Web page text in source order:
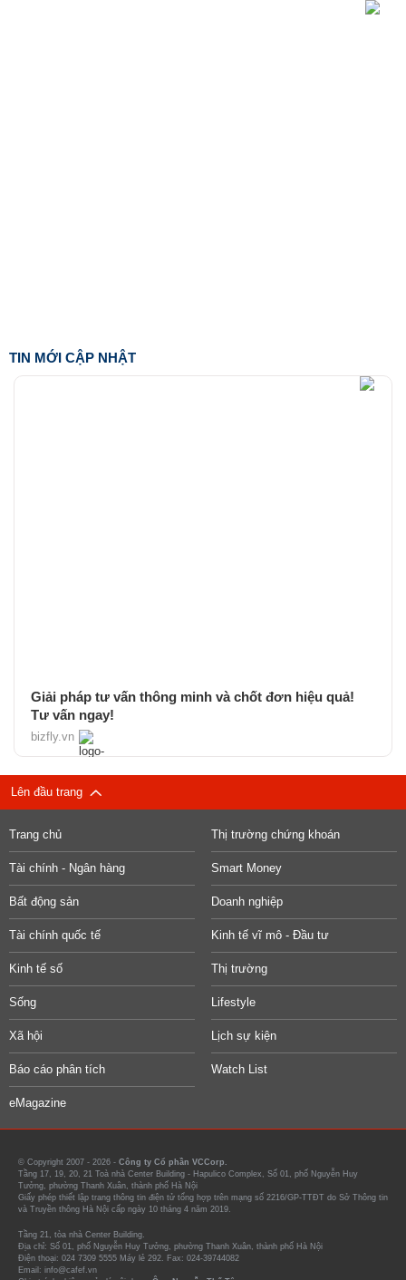
TIN MỚI CẬP NHẬT
Giải pháp tư vấn thông minh và chốt đơn hiệu quả!
Tư vấn ngay!
bizfly.vn
Lên đầu trang
Trang chủ Thị trường chứng khoán
Tài chính - Ngân hàng Smart Money
Bất động sản Doanh nghiệp
Tài chính quốc tế Kinh tế vĩ mô - Đầu tư
Kinh tế số Thị trường
Sống Lifestyle
Xã hội Lịch sự kiện
Báo cáo phân tích Watch List
eMagazine
© Copyright 2007 - 2026 - Công ty Cổ phần VCCorp.
Tầng 17, 19, 20, 21 Toà nhà Center Building - Hapulico Complex, Số 01, phố Nguyễn Huy
Tưởng, phường Thanh Xuân, thành phố Hà Nội
Giấy phép thiết lập trang thông tin điện tử tổng hợp trên mạng số 2216/GP-TTĐT do Sở Thông tin
và Truyền thông Hà Nội cấp ngày 10 tháng 4 năm 2019.
Tầng 21, tòa nhà Center Building.
Địa chỉ: Số 01, phố Nguyễn Huy Tưởng, phường Thanh Xuân, thành phố Hà Nội
Điện thoại: 024 7309 5555 Máy lẻ 292. Fax: 024-39744082
Email: info@cafef.vn